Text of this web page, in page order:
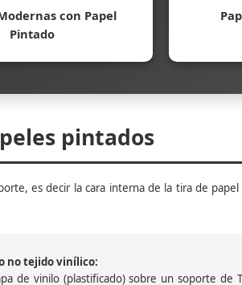
con Papel
Pintado
pintados
es decir la cara interna de la tira de
no tejido vinílico:
de vinilo (plastificado) sobre un soporte de